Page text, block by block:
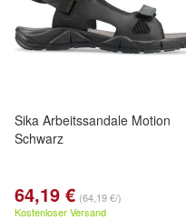
Sika Arbeitssandale Motion
Schwarz
64,19 € (64,19 €/)
Kostenloser Versand